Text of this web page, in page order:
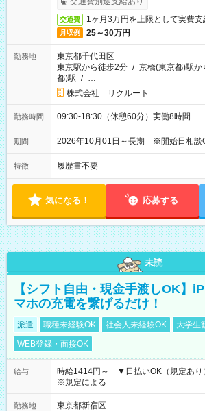
交通費 1ヶ月3万円を上限として実費支
月収例 25～30万円
勤務地
東京都千代田区
東京駅から徒歩2分 / 京橋(東京都)駅か
都)駅 / …
株式会社 リクルート
勤務時間 09:30-18:30（休憩60分）実働8時間
期間 2026年10月01日～長期 ※開始日相
特徴 履歴書不要
気になる！ 応募する
未読
【シフト自由・現金手渡しOK】
マホの充電を繋げるだけ！
派遣 職種未経験OK 社会人未経験OK 大学生
WEB登録・面接OK
給与
時給1414円～ ▼日払いOK（規定あ
※規定による
勤務地
東京都新宿区